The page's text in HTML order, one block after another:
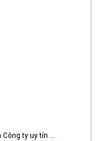
ty uy tín ...